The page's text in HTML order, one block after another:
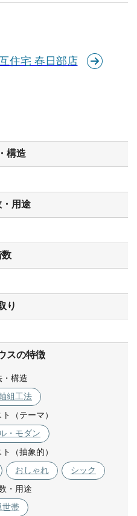
住宅 春日部店
構造
用途
数
り
スの特徴
・構造
組工法
（テーマ）
・モダン
（抽象的）
おしゃれ
シック
・用途
世帯